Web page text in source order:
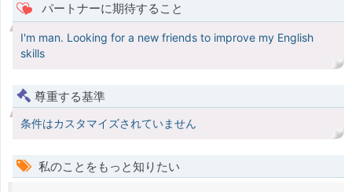
パートナーに期待すること
I'm man. Looking for a new friends to improve my English
skills
尊重する基準
条件はカスタマイズされていません
私のことをもっと知りたい